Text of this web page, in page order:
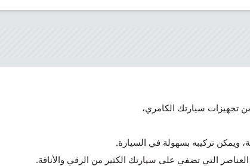
ويمكن تركيبه بسهولة في السيارة.
التي تضفي على سيارتك الكثير من الرقي والأناقة.